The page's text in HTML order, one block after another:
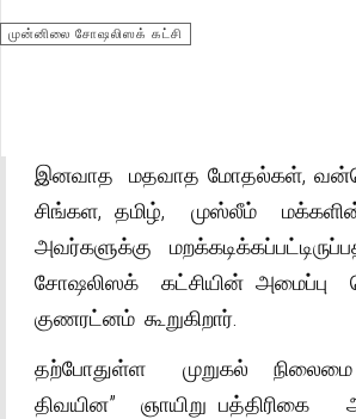
முன்னிலை சோஷலிஸக் கட்சி
இனவாத மதவாத மோதல்கள்,
சிங்கள, தமிழ், முஸ்லீம்
அவர்களுக்கு
சோஷலிஸக் கட்சியின் அமைப்பு
குணரட்னம் கூறுகிறார்.
தற்போதுள்ள முறுகல்
திவயின” ஞாயிறு